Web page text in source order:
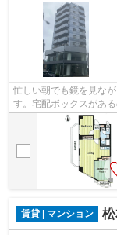
忙しい朝でも鏡を見な
す。宅配ボックスがあ
先で荷物を受け取る必
賃貸 | マンション